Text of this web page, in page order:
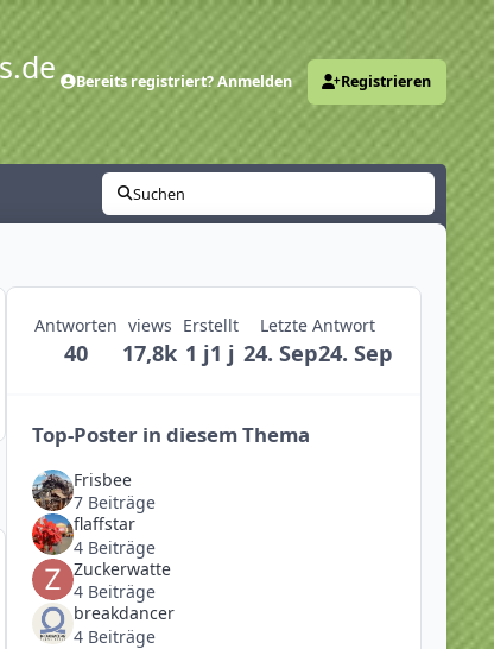
Bereits registriert? Anmelden Registrieren
Suchen
Antworten
40
views
17,8k
Erstellt
1 j1 j
Letzte Antwort
24. Sep24. Sep
Top-Poster in diesem Thema
Frisbee
7 Beiträge
flaffstar
4 Beiträge
Zuckerwatte
4 Beiträge
breakdancer
4 Beiträge